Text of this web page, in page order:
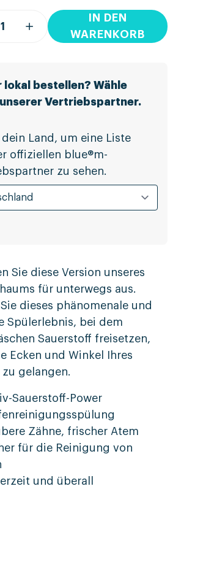
IN DEN
WARENKORB
lokal bestellen? Wähle
Vertriebspartner.
dein Land, um eine Liste
offiziellen blue®m-
zu sehen.
Sie diese Version unseres
für unterwegs aus.
dieses phänomenale und
Spülerlebnis, bei dem
Sauerstoff freisetzen,
Ecken und Winkel Ihres
zu gelangen.
Sauerstoff-Power
Zähne, frischer Atem
für die Reinigung von
und überall